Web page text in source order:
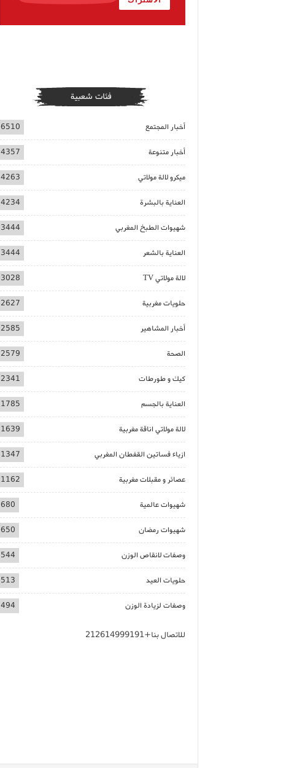
فئات شعبية
أخبار المجتمع 6510
أخبار متنوعة 4357
ميكرو لالة مولاتي 4263
العناية بالبشرة 4234
شهيوات الطبخ المغربي 3444
العناية بالشعر 3444
لالة مولاتي TV 3028
حلويات مغربية 2627
أخبار المشاهير 2585
الصحة 2579
كيك و طورطات 2341
العناية بالجسم 1785
لالة مولاتي اناقة مغربية 1639
ازياء فساتين القفطان المغربي 1347
عصائر و مقبلات مغربية 1162
شهيوات عالمية 680
شهيوات رمضان 650
وصفات لانقاص الوزن 544
حلويات العيد 513
وصفات لزيادة الوزن 494
للاتصال بنا+212614999191